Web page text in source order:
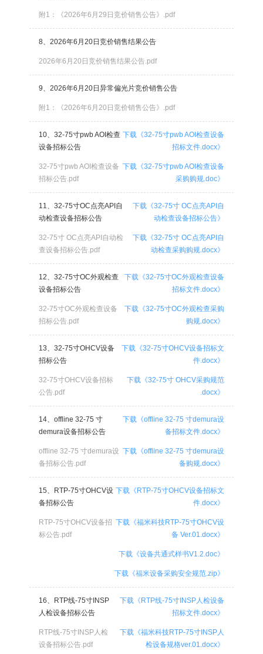
附1：《2026年6月29日竞价销售公告》.pdf
8、2026年6月20日竞价销售结果公告
2026年6月20日竞价销售结果公告.pdf
9、2026年6月20日异常偏光片竞价销售公告
附1：《2026年6月20日竞价销售公告》.pdf
10、32-75寸pwb AOI检查
设备招标公告
32-75寸pwb AOI检查设备
招标公告.pdf
下载《32-75寸pwb AOI检查设备
招标文件.docx》
下载《32-75寸pwb AOI检查设备
采购购规.doc》
11、32-75寸OC点亮API自
动检查设备招标公告
32-75寸 OC点亮API自动检
查设备招标公告.pdf
下载《32-75寸 OC点亮API自
动检查设备招标公告》
下载《32-75寸 OC点亮API自
动检查采购购规.docx》
12、32-75寸OC外观检查
设备招标公告
32-75寸OC外观检查设备
招标公告.pdf
下载《32-75寸OC外观检查设备
招标文件.docx》
下载《32-75寸OC外观检查采购
购规.docx》
13、32-75寸OHCV设备
招标公告
32-75寸OHCV设备招标
公告.pdf
下载《32-75寸OHCV设备招标文
件.docx》
下载《32-75寸 OHCV采购规范
.docx》
14、offline 32-75 寸
demura设备招标公告
offline 32-75 寸demura设
备招标公告.pdf
下载《offline 32-75 寸demura设
备招标文件.docx》
下载《offline 32-75 寸demura设
备购规.docx》
15、RTP-75寸OHCV设
备招标公告
RTP-75寸OHCV设备招
标公告.pdf
下载《RTP-75寸OHCV设备招标文
件.docx》
下载《福米科技RTP-75寸OHCV设
备 Ver.01.docx》
下载《设备共通式样书V1.2.doc》
下载《福米设备采购安全规范.zip》
16、RTP线-75寸INSP
人检设备招标公告
RTP线-75寸INSP人检
设备招标公告.pdf
下载《RTP线-75寸INSP人检设备
招标文件.docx》
下载《福米科技RTP-75寸INSP人
检设备规格ver.01.docx》